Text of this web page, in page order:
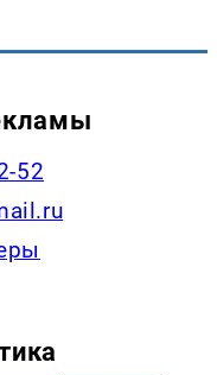
52